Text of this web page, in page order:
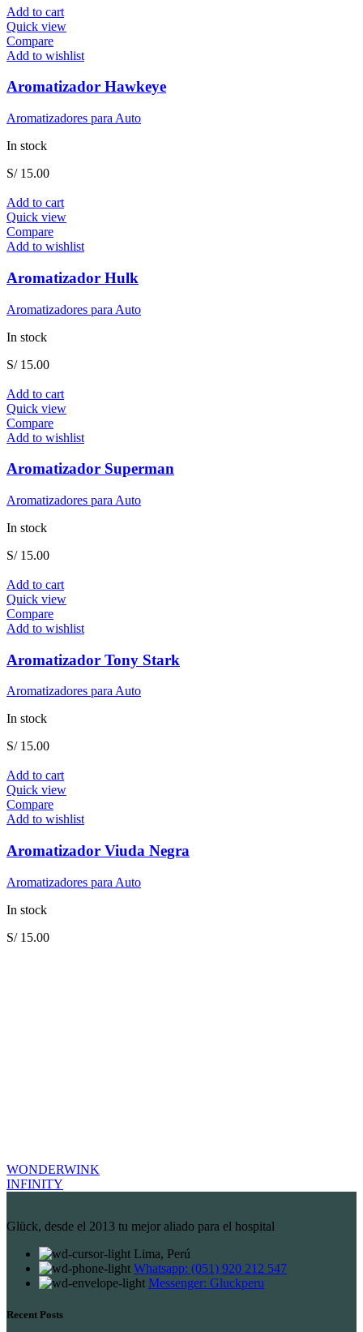
Add to cart
Quick view
Compare
Add to wishlist
Aromatizador Hawkeye
Aromatizadores para Auto
In stock
S/15.00
Add to cart
Quick view
Compare
Add to wishlist
Aromatizador Hulk
Aromatizadores para Auto
In stock
S/15.00
Add to cart
Quick view
Compare
Add to wishlist
Aromatizador Superman
Aromatizadores para Auto
In stock
S/15.00
Add to cart
Quick view
Compare
Add to wishlist
Aromatizador Tony Stark
Aromatizadores para Auto
In stock
S/15.00
Add to cart
Quick view
Compare
Add to wishlist
Aromatizador Viuda Negra
Aromatizadores para Auto
In stock
S/15.00
WONDERWINK
INFINITY
Glück, desde el 2013 tu mejor aliado para el hospital
Lima, Perú
Whatsapp: (051) 920 212 547
Messenger: Gluckperu
Recent Posts